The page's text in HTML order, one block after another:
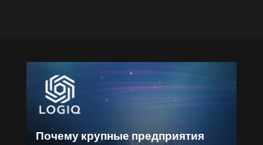
Почему крупные предприятия